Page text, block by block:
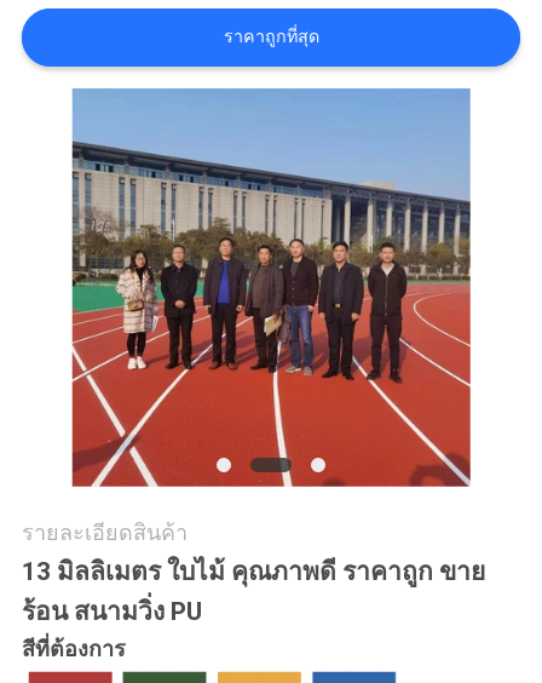
เสนอ
ราคา
แผนผัง
เว็บไซต์
PRIVACY
POLICY
ราคาถูกที่สุด
รายละเอียดสินค้า
13 มิลลิเมตร ใบไม้ คุณภาพดี ราคาถูก ขาย
ร้อน สนามวิ่ง PU
สีที่ต้องการ